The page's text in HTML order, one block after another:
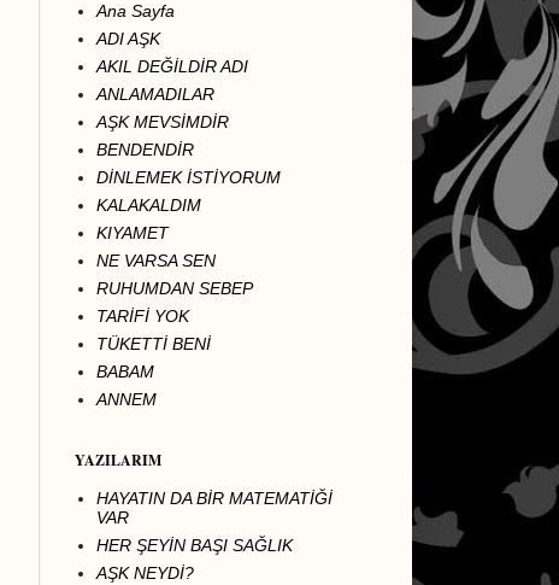
Ana Sayfa
ADI AŞK
AKIL DEĞİLDİR ADI
ANLAMADILAR
AŞK MEVSİMDİR
BENDENDİR
DİNLEMEK İSTİYORUM
KALAKALDIM
KIYAMET
NE VARSA SEN
RUHUMDAN SEBEP
TARİFİ YOK
TÜKETTİ BENİ
BABAM
ANNEM
YAZILARIM
HAYATIN DA BİR MATEMATİĞİ
VAR
HER ŞEYİN BAŞI SAĞLIK
AŞK NEYDİ?